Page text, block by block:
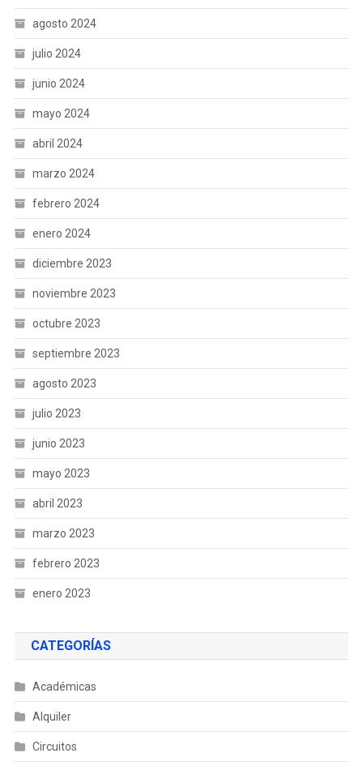
agosto 2024
julio 2024
junio 2024
mayo 2024
abril 2024
marzo 2024
febrero 2024
enero 2024
diciembre 2023
noviembre 2023
octubre 2023
septiembre 2023
agosto 2023
julio 2023
junio 2023
mayo 2023
abril 2023
marzo 2023
febrero 2023
enero 2023
CATEGORÍAS
Académicas
Alquiler
Circuitos